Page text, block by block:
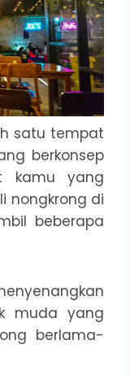
satu tempat
berkonsep
kamu yang
nongkrong di
beberapa
muda yang
berlama-